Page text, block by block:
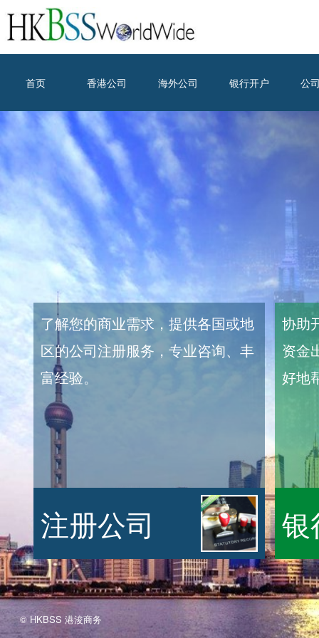
首页 香港公司 海外公司 银行开户 公
了解您的商业需求，提供各国或地
区的公司注册服务，专业咨询、丰
富经验。
注册公司
协助
资金
好地
银
© HKBSS 港浚商务